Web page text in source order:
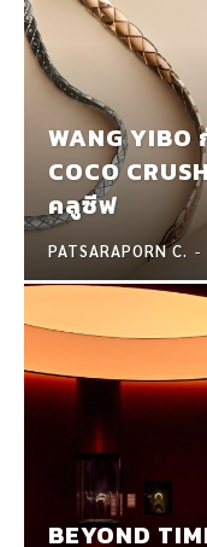
WANG
COCO
คลูซีฟ
PATSARAPORN C. -
BEYOND